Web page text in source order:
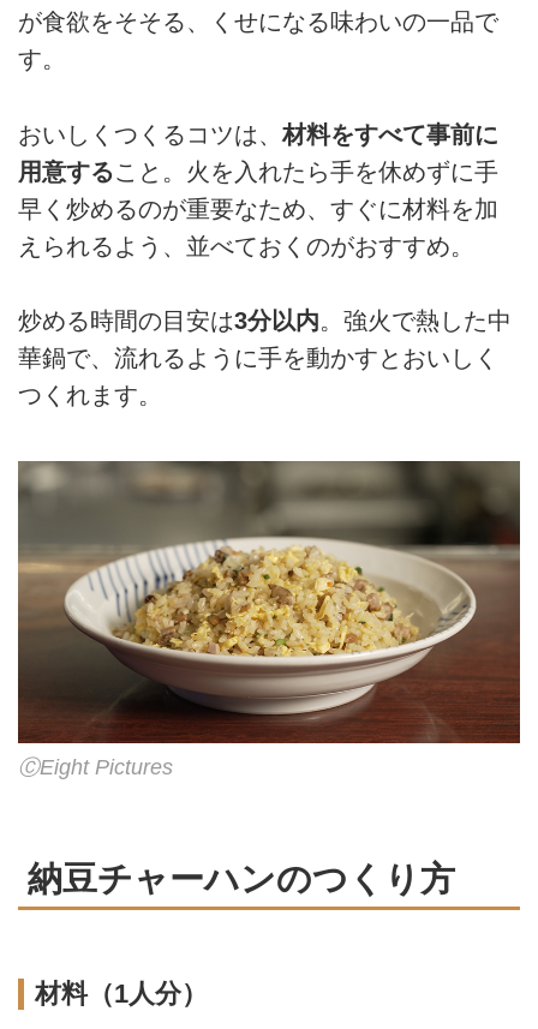
が食欲をそそる、くせになる味わいの一品で
す。
おいしくつくるコツは、材料をすべて事前に
用意すること。火を入れたら手を休めずに手
早く炒めるのが重要なため、すぐに材料を加
えられるよう、並べておくのがおすすめ。
炒める時間の目安は3分以内。強火で熱した中
華鍋で、流れるように手を動かすとおいしく
つくれます。
ⒸEight Pictures
納豆チャーハンのつくり方
材料（1人分）